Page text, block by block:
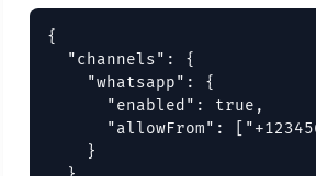
{
  "channels": {
    "whatsapp": {
      "enabled": true,
"allowFrom":
    }